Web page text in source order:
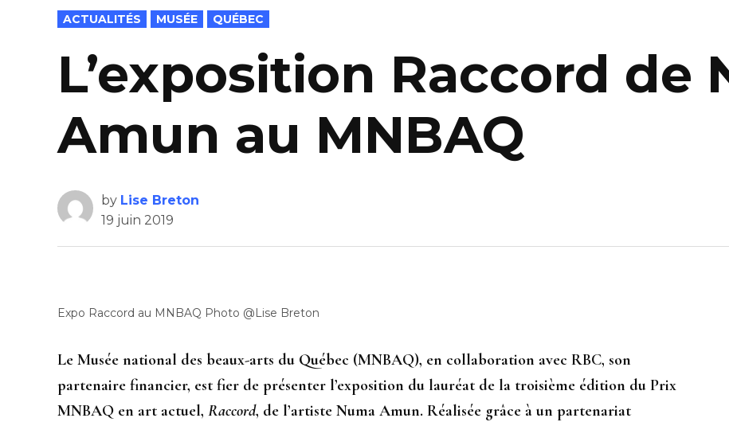
POSTED
IN
ACTUALITÉS MUSÉE QUÉBEC
L’exposition Raccord de
Amun au MNBAQ
by Lise Breton
19 juin 2019
Expo Raccord au MNBAQ Photo @Lise Breton
Le Musée national des beaux-arts du Québec (MNBAQ), en collaboration avec RBC, son
partenaire financier, est fier de présenter l’exposition du lauréat de la troisième édition du Prix
MNBAQ en art actuel, Raccord, de l’artiste Numa Amun. Réalisée grâce à un partenariat